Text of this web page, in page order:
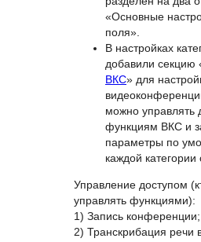
всплывающие
которые
название при
курсора.
Блок
разделен на два
«Основные
поля».
В настройках
добавили секцию
ВКС» для
можно управлять
функциям ВКС и
параметры по